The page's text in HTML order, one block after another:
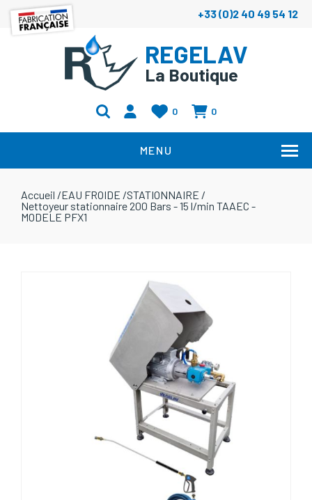
+33 (0)2 40 49 54 12
REGELAV
La Boutique
0 0
MENU
Accueil /EAU FROIDE /STATIONNAIRE /
Nettoyeur stationnaire 200 Bars - 15 l/min TAAEC -
MODELE PFX1